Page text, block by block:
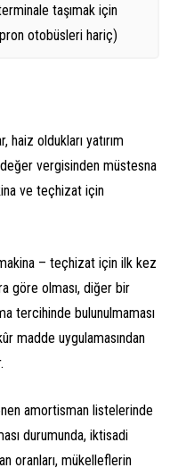
taşımak için
otobüsleri hariç)
haiz oldukları yatırım
vergisinden müstesna
ve teçhizat için
– teçhizat için ilk kez
göre olması, diğer bir
tercihinde bulunulmaması
madde uygulamasından
amortisman listelerinde
durumunda, iktisadi
oranları, mükelleflerin